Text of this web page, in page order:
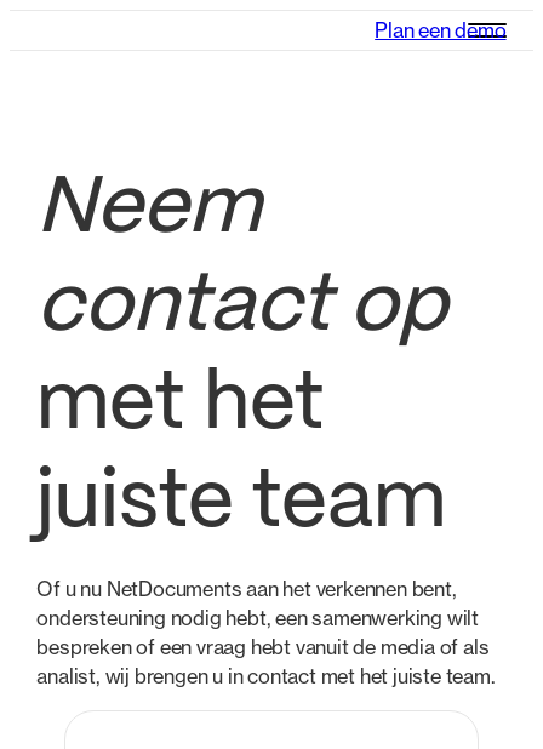
Plan een demo
Neem
contact op
met het
juiste team
Of u nu NetDocuments aan het verkennen bent,
ondersteuning nodig hebt, een samenwerking wilt
bespreken of een vraag hebt vanuit de media of als
analist, wij brengen u in contact met het juiste team.